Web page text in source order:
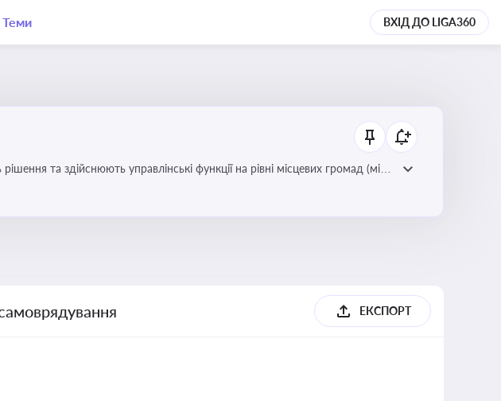
Теми ВХІД ДО LIGA360
та здійснюють управлінські функції на рівні місцевих громад (міст,
ЕКСПОРТ